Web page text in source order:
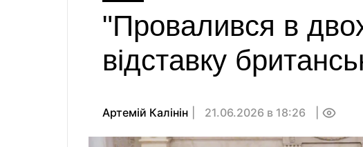
"Провалився в
відставку
Артемій Калінін 21.06.2026 в 18:26